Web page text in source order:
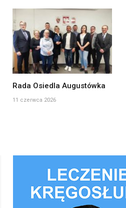
Rada Osiedla Augustówka
11 czerwca 2026